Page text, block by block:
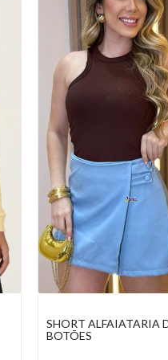
MAX COLETE JEANS
LONGO